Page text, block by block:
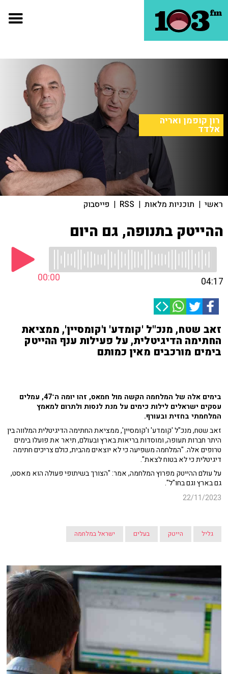
רון קופמן ואריה
אלדד
ראשי | תוכניות מלאות |
RSS
| פייסבוק
ההייטק בתנופה, גם היום
00:00 04:17
זאב שטח, מנכ"ל 'קומדע' ו'קומסיין', ממציאת
החתימה הדיגיטלית, על פעילות ענף ההייטק
בימים מורכבים מאין כמותם
בימים אלה של המלחמה הקשה מול חמאס, זהו יומה ה־47, עמלים
עסקים ישראלים לילות כימים על מנת לנסות ולתרום למאמץ
המלחמתי בחזית ובעורף.
זאב שטח, מנכ"ל 'קומדע' ו'קומסיין', ממציאת החתימה הדיגיטלית המלווה בין
היתר חברות תעופה, ומוסדות בריאות בארץ ובעולם, תיאר את פועלו בימים
טרופים אלה. "המלחמה משפיעה כי לא יוצאים מהבית, כולם צריכים חתימה
דיגיטלית כי לא בטוח לצאת".
על עולם ההייטק מפרוץ המלחמה, אמר: "הצורך בשיתופי פעולה הוא מאסט,
גם בארץ וגם בחו"ל".
22/11/2023
גליל הייטק בעלים ישראל במלחמה